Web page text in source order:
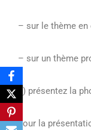
– sur le thème en
– sur un thème
1) présentez la
pour la